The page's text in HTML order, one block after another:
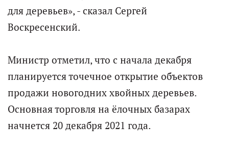
для деревьев», - сказал Сергей
Воскресенский.
Министр отметил, что с начала декабря
планируется точечное открытие объектов
продажи новогодних хвойных деревьев.
Основная торговля на ёлочных базарах
начнется 20 декабря 2021 года.